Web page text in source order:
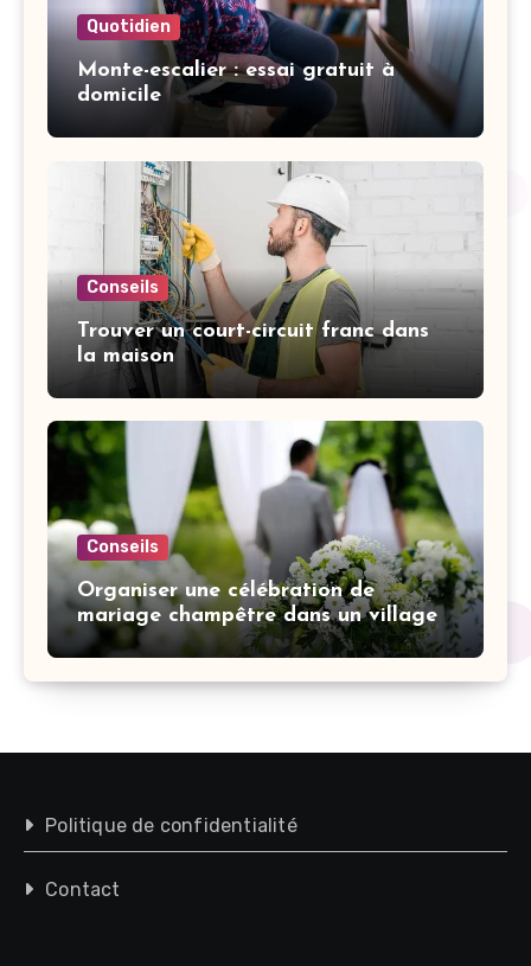
Quotidien
Monte-escalier : essai gratuit à
domicile
Conseils
Trouver un court-circuit franc dans
la maison
Conseils
Organiser une célébration de
mariage champêtre dans un village
Politique de confidentialité
Contact